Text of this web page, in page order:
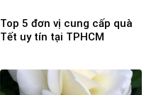
Top 5 đơn vị cung cấp quà
Tết uy tín tại TPHCM